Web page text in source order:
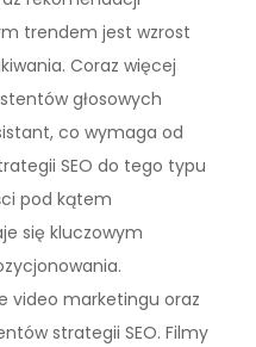
trendem jest wzrost
Coraz więcej
głosowych
co wymaga od
SEO do tego typu
pod kątem
się kluczowym
video marketingu oraz
strategii SEO. Filmy